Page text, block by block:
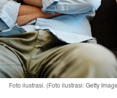
Foto ilustrasi. (Foto ilustrasi: Getty